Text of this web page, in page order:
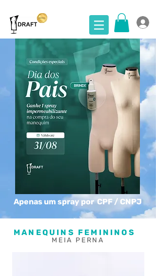
Apenas um spray por CPF / CNPJ
MANEQUINS FEMININOS
MEIA PERNA